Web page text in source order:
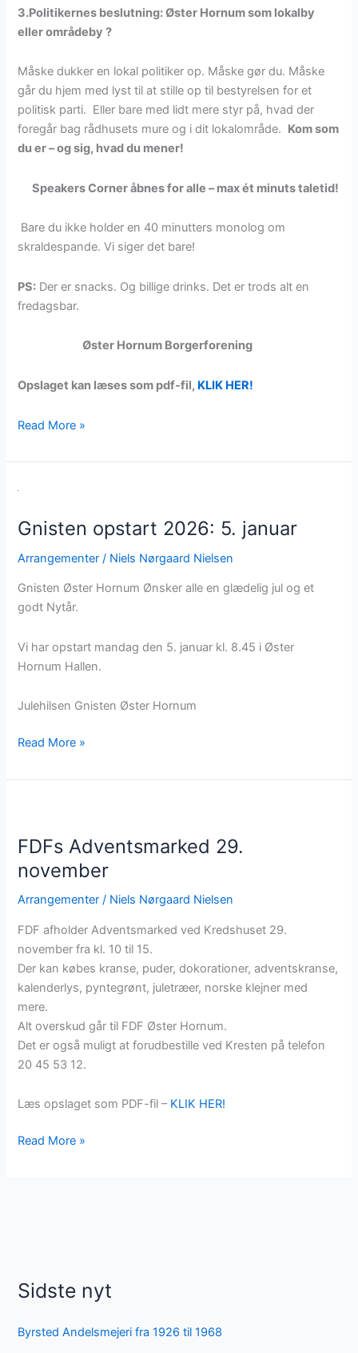
3.Politikernes beslutning: Øster Hornum som lokalby
eller områdeby ?
Måske dukker en lokal politiker op. Måske gør du. Måske
går du hjem med lyst til at stille op til bestyrelsen for et
politisk parti. Eller bare med lidt mere styr på, hvad der
foregår bag rådhusets mure og i dit lokalområde. Kom som
du er – og sig, hvad du mener!
Speakers Corner åbnes for alle – max ét minuts taletid!
Bare du ikke holder en 40 minutters monolog om
skraldespande. Vi siger det bare!
PS: Der er snacks. Og billige drinks. Det er trods alt en
fredagsbar.
Øster Hornum Borgerforening
Opslaget kan læses som pdf-fil, KLIK HER!
Politisk
28.
Read More »
Gnisten opstart 2026: 5. januar
Arrangementer / Niels Nørgaard Nielsen
Gnisten Øster Hornum Ønsker alle en glædelig jul og et
godt Nytår.
Vi har opstart mandag den 5. januar kl. 8.45 i Øster
Hornum Hallen.
Julehilsen Gnisten Øster Hornum
Gnisten
2026:
Read More »
FDFs Adventsmarked 29.
november
Arrangementer / Niels Nørgaard Nielsen
FDF afholder Adventsmarked ved Kredshuset 29.
november fra kl. 10 til 15.
Der kan købes kranse, puder, dokorationer, adventskranse,
kalenderlys, pyntegrønt, juletræer, norske klejner med
mere.
Alt overskud går til FDF Øster Hornum.
Det er også muligt at forudbestille ved Kresten på telefon
20 45 53 12.
Læs opslaget som PDF-fil – KLIK HER!
FDFs
Read More »
Sidste nyt
Byrsted Andelsmejeri fra 1926 til 1968